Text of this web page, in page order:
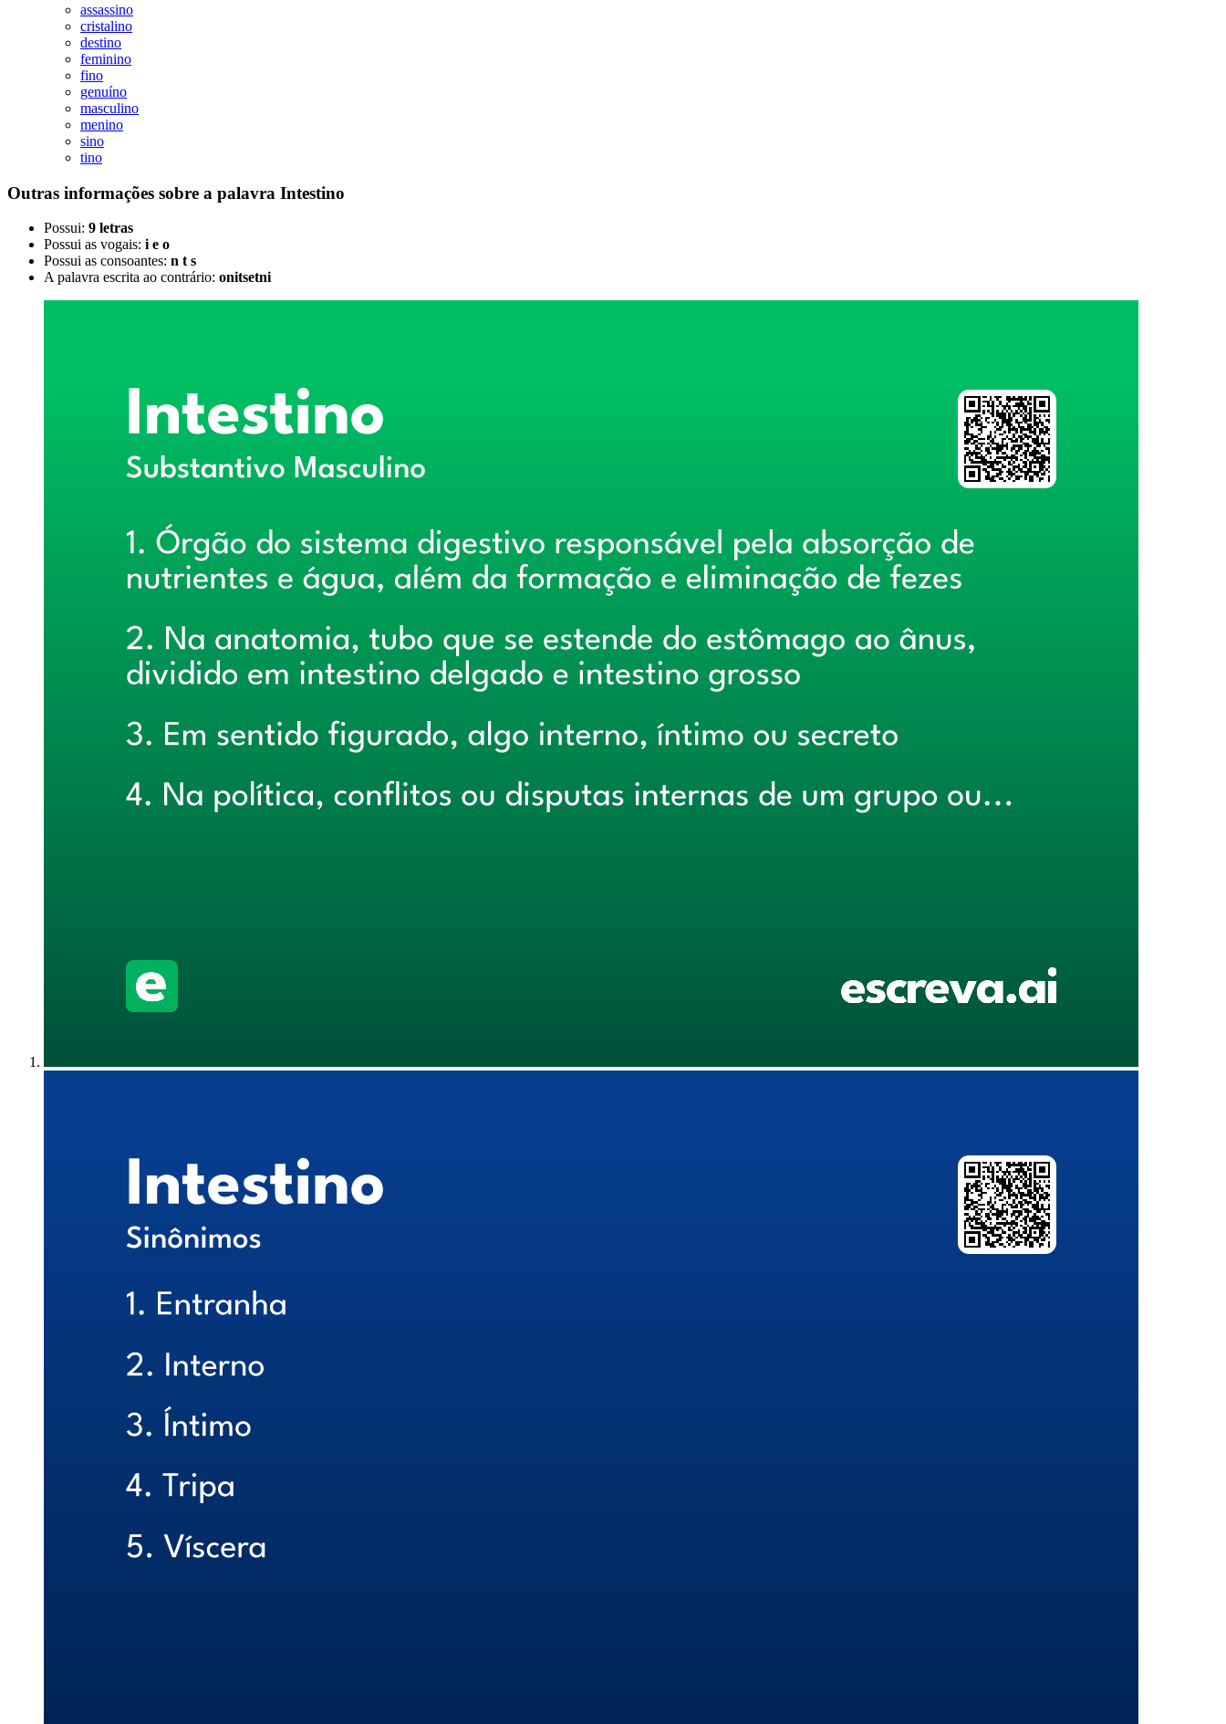
assassino
cristalino
destino
feminino
fino
genuíno
masculino
menino
sino
tino
Outras informações sobre a palavra Intestino
Possui: 9 letras
Possui as vogais: i e o
Possui as consoantes: n t s
A palavra escrita ao contrário: onitsetni